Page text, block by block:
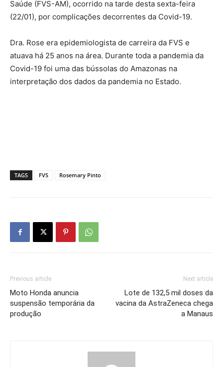
Saúde (FVS-AM), ocorrido na tarde desta sexta-feira
(22/01), por complicações decorrentes da Covid-19.
Dra. Rose era epidemiologista de carreira da FVS e
atuava há 25 anos na área. Durante toda a pandemia da
Covid-19 foi uma das bússolas do Amazonas na
interpretação dos dados da pandemia no Estado.
TAGS FVS Rosemary Pinto
Previous article
Moto Honda anuncia
suspensão temporária da
produção
Next article
Lote de 132,5 mil doses da
vacina da AstraZeneca chega
a Manaus